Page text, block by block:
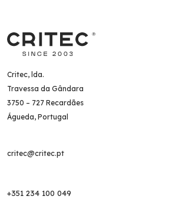
Critec, lda.
Travessa da Gândara
3750 – 727 Recardães
Águeda, Portugal
critec@critec.pt
+351 234 100 049